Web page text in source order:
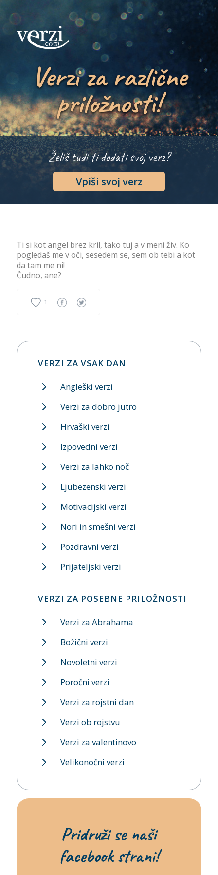
Verzi za različne
priložnosti!
Želiš tudi ti dodati svoj verz?
Vpiši svoj verz
Ti si kot angel brez kril, tako tuj a v meni živ. Ko
pogledaš me v oči, sesedem se, sem ob tebi a kot
da tam me ni!
Čudno, ane?
1
VERZI ZA VSAK DAN
Angleški verzi
Verzi za dobro jutro
Hrvaški verzi
Izpovedni verzi
Verzi za lahko noč
Ljubezenski verzi
Motivacijski verzi
Nori in smešni verzi
Pozdravni verzi
Prijateljski verzi
VERZI ZA POSEBNE PRILOŽNOSTI
Verzi za Abrahama
Božični verzi
Novoletni verzi
Poročni verzi
Verzi za rojstni dan
Verzi ob rojstvu
Verzi za valentinovo
Velikonočni verzi
Pridruži se naši
facebook strani!